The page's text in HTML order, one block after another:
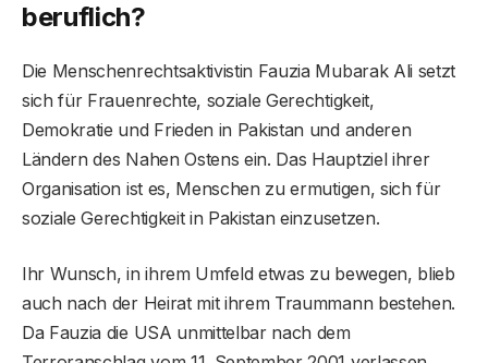
beruflich?
Die Menschenrechtsaktivistin Fauzia Mubarak Ali setzt
sich für Frauenrechte, soziale Gerechtigkeit,
Demokratie und Frieden in Pakistan und anderen
Ländern des Nahen Ostens ein. Das Hauptziel ihrer
Organisation ist es, Menschen zu ermutigen, sich für
soziale Gerechtigkeit in Pakistan einzusetzen.
Ihr Wunsch, in ihrem Umfeld etwas zu bewegen, blieb
auch nach der Heirat mit ihrem Traummann bestehen.
Da Fauzia die USA unmittelbar nach dem